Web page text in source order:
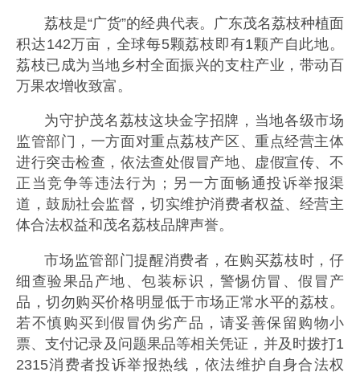
荔枝是“广货”的经典代表。广东茂名荔枝种植面
积达142万亩，全球每5颗荔枝即有1颗产自此地。
荔枝已成为当地乡村全面振兴的支柱产业，带动百
万果农增收致富。
为守护茂名荔枝这块金字招牌，当地各级市场
监管部门，一方面对重点荔枝产区、重点经营主体
进行突击检查，依法查处假冒产地、虚假宣传、不
正当竞争等违法行为；另一方面畅通投诉举报渠
道，鼓励社会监督，切实维护消费者权益、经营主
体合法权益和茂名荔枝品牌声誉。
市场监管部门提醒消费者，在购买荔枝时，仔
细查验果品产地、包装标识，警惕仿冒、假冒产
品，切勿购买价格明显低于市场正常水平的荔枝。
若不慎购买到假冒伪劣产品，请妥善保留购物小
票、支付记录及问题果品等相关凭证，并及时拨打1
2315消费者投诉举报热线，依法维护自身合法权